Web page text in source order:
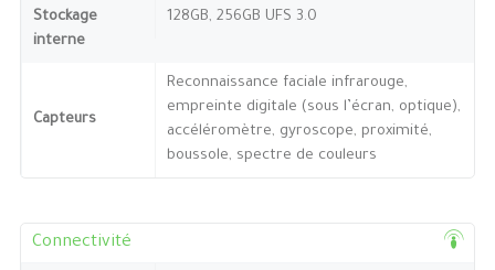
Stockage
interne
128GB, 256GB UFS 3.0
Capteurs
Reconnaissance faciale infrarouge,
empreinte digitale (sous l’écran, optique),
accéléromètre, gyroscope, proximité,
boussole, spectre de couleurs
Connectivité